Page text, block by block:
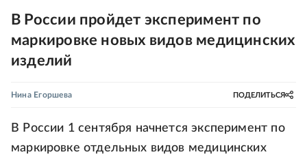
В России пройдет эксперимент по
маркировке новых видов медицинских
изделий
Нина Егоршева ПОДЕЛИТЬСЯ
В России 1 сентября начнется эксперимент по
маркировке отдельных видов медицинских